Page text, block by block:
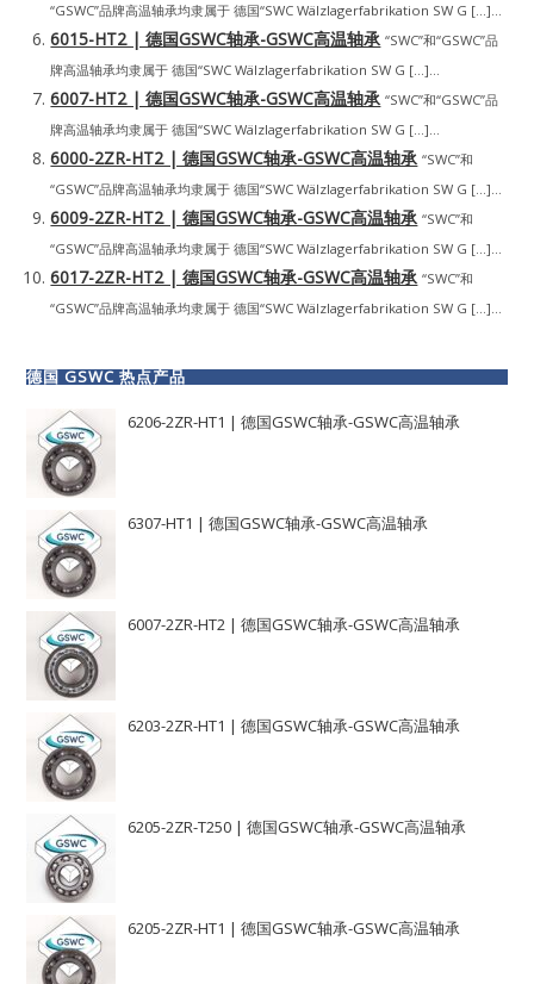
“GSWC”品牌高温轴承均隶属于 德国“SWC Wälzlagerfabrikation SW G […]...
6015-HT2 | 德国GSWC轴承-GSWC高温轴承 “SWC”和“GSWC”品
牌高温轴承均隶属于 德国“SWC Wälzlagerfabrikation SW G […]...
6007-HT2 | 德国GSWC轴承-GSWC高温轴承 “SWC”和“GSWC”品
牌高温轴承均隶属于 德国“SWC Wälzlagerfabrikation SW G […]...
6000-2ZR-HT2 | 德国GSWC轴承-GSWC高温轴承 “SWC”和
“GSWC”品牌高温轴承均隶属于 德国“SWC Wälzlagerfabrikation SW G […]...
6009-2ZR-HT2 | 德国GSWC轴承-GSWC高温轴承 “SWC”和
“GSWC”品牌高温轴承均隶属于 德国“SWC Wälzlagerfabrikation SW G […]...
6017-2ZR-HT2 | 德国GSWC轴承-GSWC高温轴承 “SWC”和
“GSWC”品牌高温轴承均隶属于 德国“SWC Wälzlagerfabrikation SW G […]...
德国 GSWC 热点产品
6206-2ZR-HT1 | 德国GSWC轴承-GSWC高温轴承
6307-HT1 | 德国GSWC轴承-GSWC高温轴承
6007-2ZR-HT2 | 德国GSWC轴承-GSWC高温轴承
6203-2ZR-HT1 | 德国GSWC轴承-GSWC高温轴承
6205-2ZR-T250 | 德国GSWC轴承-GSWC高温轴承
6205-2ZR-HT1 | 德国GSWC轴承-GSWC高温轴承